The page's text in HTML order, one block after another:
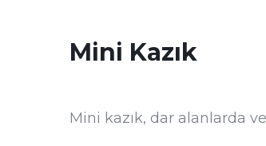
Mini Kazık
Mini kazık, dar alanlarda